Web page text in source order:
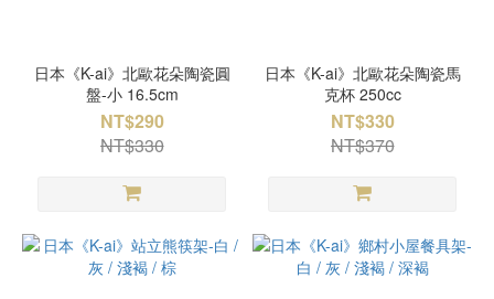
日本《K-ai》北歐花朵陶瓷圓
盤-小 16.5cm
NT$290
NT$330
日本《K-ai》北歐花朵陶瓷馬
克杯 250cc
NT$330
NT$370